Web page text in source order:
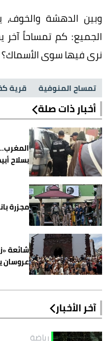
وبين الدهشة
الجميع: كم تمساحاً
نرى فيها سوى الأسماك؟
تمساح المنوفية قرية
أخبار ذات صلة
بسلاح
مجزرة
شائعة
عروسان
آخر الأخبار
رياضة